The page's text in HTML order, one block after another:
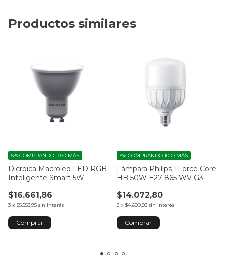
Productos similares
Dicroica Macroled LED RGB
Inteligente Smart 5W
$16.661,86
3 x $5.553,95 sin interés
5% COMPRANDO 10 O MÁS
Lámpara Philips TForce Core
HB 50W E27 865 WV G3
$14.072,80
3 x $4.690,93 sin interés
5% COMPRANDO 10 O MÁS